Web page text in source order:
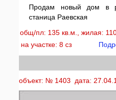
Продам новый дом в
станица Раевская
общ/пл: 135 кв.м., жилая:
на участке: 8 сз
объект: № 1403 дата: